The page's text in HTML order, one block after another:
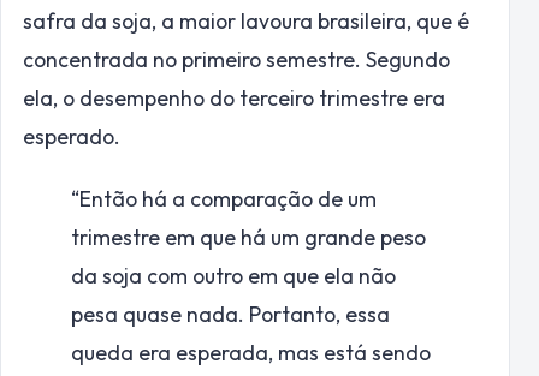
safra da soja, a maior lavoura brasileira, que é
concentrada no primeiro semestre. Segundo
ela, o desempenho do terceiro trimestre era
esperado.
“Então há a comparação de um
trimestre em que há um grande peso
da soja com outro em que ela não
pesa quase nada. Portanto, essa
queda era esperada, mas está sendo